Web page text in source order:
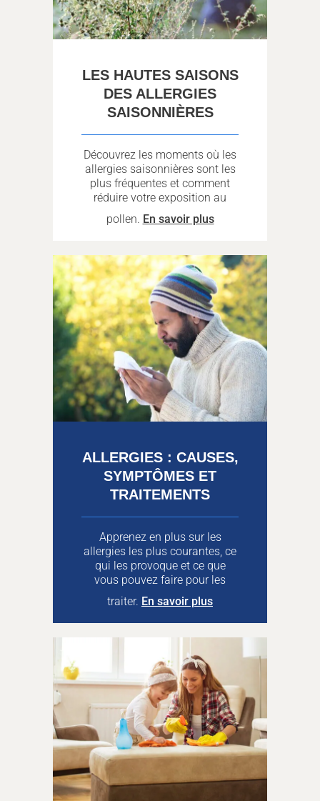
LES HAUTES SAISONS
DES ALLERGIES
SAISONNIÈRES
Découvrez les moments où les
allergies saisonnières sont les
plus fréquentes et comment
réduire votre exposition au
pollen. En savoir plus
ALLERGIES : CAUSES,
SYMPTÔMES ET
TRAITEMENTS
Apprenez en plus sur les
allergies les plus courantes, ce
qui les provoque et ce que
vous pouvez faire pour les
traiter. En savoir plus